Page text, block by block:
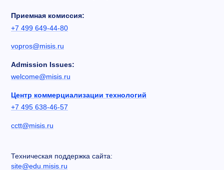
Приемная комиссия:
+7 499 649-44-80
vopros@misis.ru
Admission Issues:
welcome@misis.ru
Центр коммерциализации технологий
+7 495 638-46-57
cctt@misis.ru
Техническая поддержка сайта:
site@edu.misis.ru